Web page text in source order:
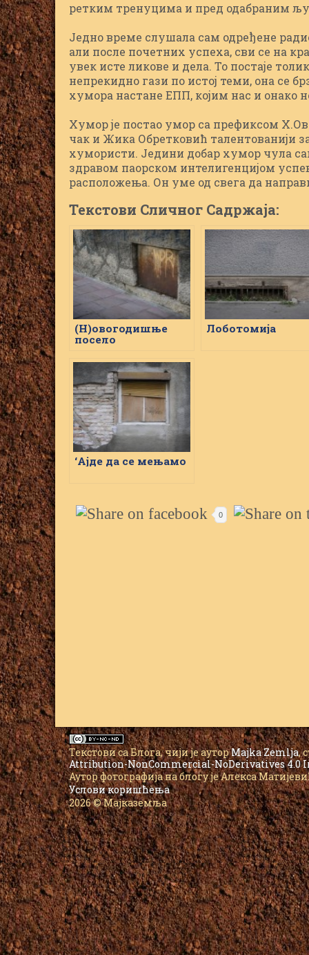
ретким тренуцима и пред одабраним
Једно време слушала сам одређене
али после почетних успеха, сви се на
увек исте ликове и дела. То постаје
непрекидно гази по истој теми, она се
хумора настане ЕПП, којим нас и онако
Хумор је постао умор са префиксом
чак и Жика Обретковић талентованији
хумористи. Једини добар хумор чула
здравом паорском интелигенцијом
расположења. Он уме од свега да
Текстови Сличног Садржаја:
(Н)овогодишње
посело
Лоботомија
‘Ајде да се мењамо
0
Текстови са Блога, чији је ауторMajka Zemlja,
Attribution-NonCommercial-NoDerivatives 4.0
Аутор фотографија на блогу је Алекса
Услови коришћења
2026 © Мајказемља